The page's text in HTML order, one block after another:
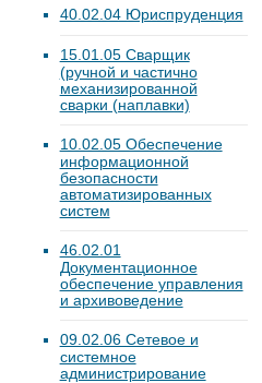
40.02.04 Юриспруденция
15.01.05 Сварщик
(ручной и частично
механизированной
сварки (наплавки)
10.02.05 Обеспечение
информационной
безопасности
автоматизированных
систем
46.02.01
Документационное
обеспечение управления
и архивоведение
09.02.06 Сетевое и
системное
администрирование